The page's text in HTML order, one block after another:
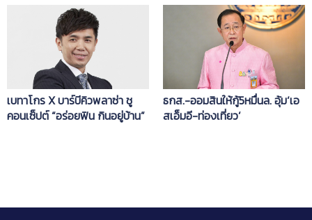
เบทาโกร X บาร์บีคิวพลาซ่า ชู
คอนเซ็ปต์ “อร่อยฟิน กินอยู่บ้าน”
ธกส.-ออมสินให้กู้5หมื่นล. อุ้ม‘เอ
สเอ็มอี-ท่องเที่ยว’